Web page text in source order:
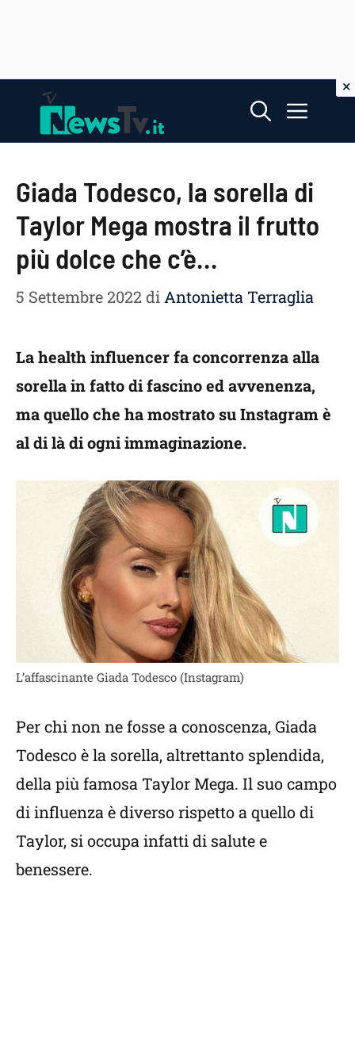
contenuto
Menu
Giada Todesco, la sorella di
Taylor Mega mostra il frutto
più dolce che c’è…
5 Settembre 2022di Antonietta Terraglia
La health influencer fa concorrenza alla
sorella in fatto di fascino ed avvenenza,
ma quello che ha mostrato su Instagram è
al di là di ogni immaginazione.
L’affascinante Giada Todesco (Instagram)
Per chi non ne fosse a conoscenza, Giada
Todesco è la sorella, altrettanto splendida,
della più famosa Taylor Mega. Il suo campo
di influenza è diverso rispetto a quello di
Taylor, si occupa infatti di salute e
benessere.